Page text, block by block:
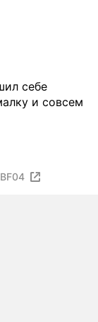
себе
и совсем